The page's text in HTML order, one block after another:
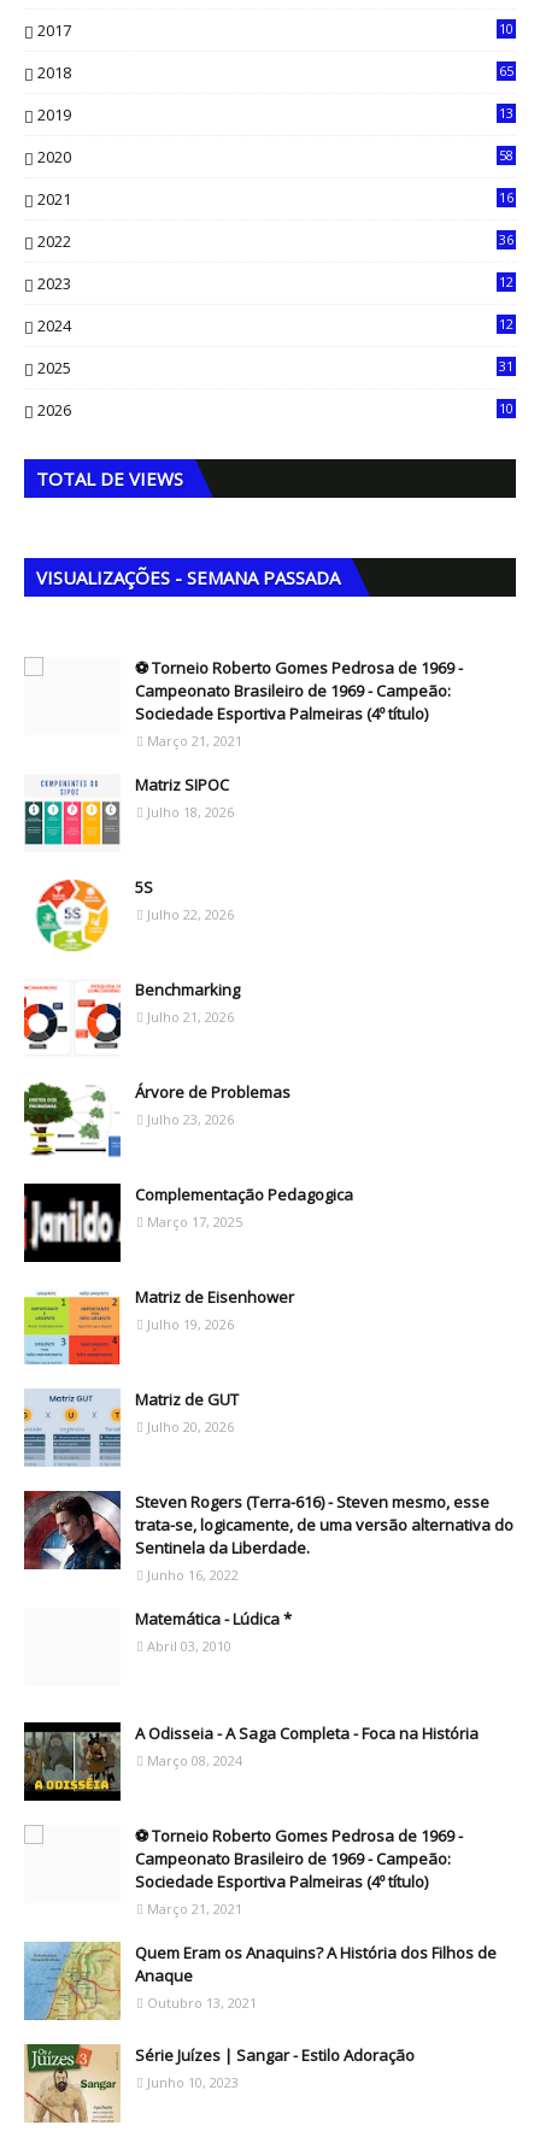
2017 10
2018 65
2019
13
2020
58
2021
16
2022
36
2023
12
2024
12
2025
31
2026
10
TOTAL DE VIEWS
VISUALIZAÇÕES - SEMANA PASSADA
⚽ Torneio Roberto Gomes Pedrosa de 1969 -
Campeonato Brasileiro de 1969 - Campeão:
Sociedade Esportiva Palmeiras (4º título)
Março 21, 2021
Matriz SIPOC
Julho 18, 2026
5S
Julho 22, 2026
Benchmarking
Julho 21, 2026
Árvore de Problemas
Julho 23, 2026
Complementação Pedagogica
Março 17, 2025
Matriz de Eisenhower
Julho 19, 2026
Matriz de GUT
Julho 20, 2026
Steven Rogers (Terra-616) - Steven mesmo, esse
trata-se, logicamente, de uma versão alternativa do
Sentinela da Liberdade.
Junho 16, 2022
Matemática - Lúdica *
Abril 03, 2010
A Odisseia - A Saga Completa - Foca na História
Março 08, 2024
⚽ Torneio Roberto Gomes Pedrosa de 1969 -
Campeonato Brasileiro de 1969 - Campeão:
Sociedade Esportiva Palmeiras (4º título)
Março 21, 2021
Quem Eram os Anaquins? A História dos Filhos de
Anaque
Outubro 13, 2021
Série Juízes | Sangar - Estilo Adoração
Junho 10, 2023